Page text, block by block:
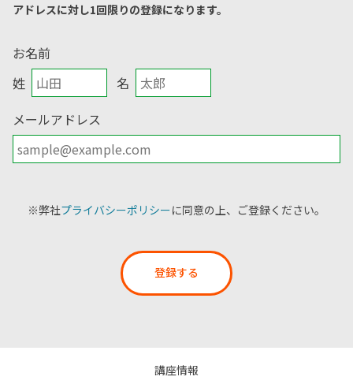
アドレスに対し1回限りの登録になります。
お名前
姓
名
メールアドレス
※弊社プライバシーポリシーに同意の上、ご登録ください。
登録する
講座情報